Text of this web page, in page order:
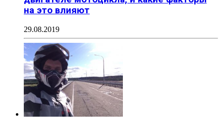
на это влияют
29.08.2019